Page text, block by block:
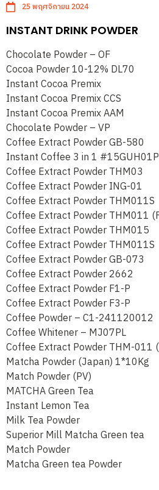
25 พฤศจิกายน 2024
INSTANT DRINK POWDER
Chocolate Powder – OF
Cocoa Powder 10-12% DL70
Instant Cocoa Premix
Instant Cocoa Premix CCS
Instant Cocoa Premix AAM
Chocolate Powder – VP
Coffee Extract Powder GB-580
Instant Coffee 3 in 1
Coffee Extract Powder THM03
Coffee Extract Powder ING-01
Coffee Extract Powder THM011S
Coffee Extract Powder THM011
Coffee Extract Powder THM015
Coffee Extract Powder THM011S
Coffee Extract Powder GB-073
Coffee Extract Powder 2662
Coffee Extract Powder F1-P
Coffee Extract Powder F3-P
Coffee Powder – C1-241120012
Coffee Whitener – MJ07PL
Coffee Extract Powder THM-011
Matcha Powder (Japan) 1*10Kg
Match Powder (PV)
MATCHA Green Tea
Instant Lemon Tea
Milk Tea Powder
Superior Mill Matcha Green tea
Match Powder
Matcha Green tea Powder